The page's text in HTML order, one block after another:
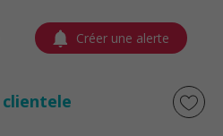
Créer une alerte
clientele